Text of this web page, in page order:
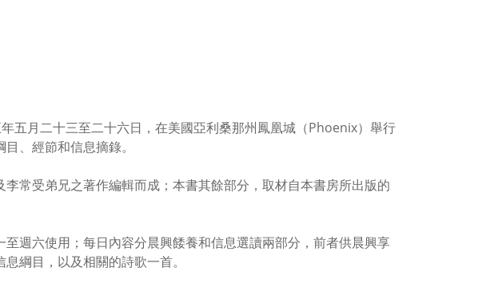
月二十三至二十六日，在美國亞利桑那州鳳凰城（Phoenix）舉行
、經節和信息摘錄。
常受弟兄之著作編輯而成；本書其餘部分，取材自本書房所出版的
週六使用；每日內容分晨興餧養和信息選讀兩部分，前者供晨興享
綱目，以及相關的詩歌一首。